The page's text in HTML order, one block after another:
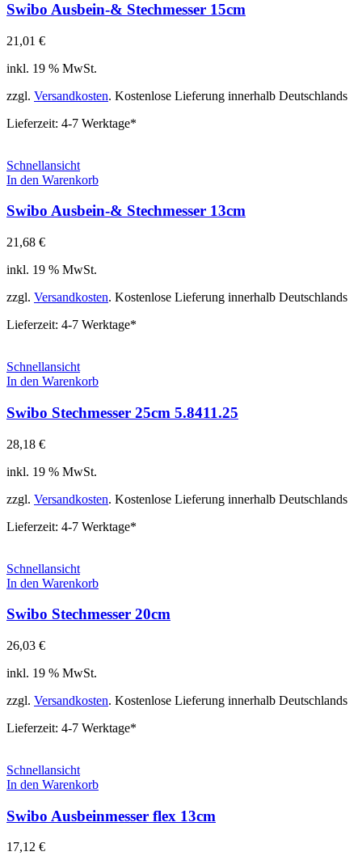
Swibo Ausbein-& Stechmesser 15cm
21,01 €
inkl. 19 % MwSt.
zzgl. Versandkosten. Kostenlose Lieferung innerhalb Deutschlands
Lieferzeit: 4-7 Werktage*
Schnellansicht
In den Warenkorb
Swibo Ausbein-& Stechmesser 13cm
21,68 €
inkl. 19 % MwSt.
zzgl. Versandkosten. Kostenlose Lieferung innerhalb Deutschlands
Lieferzeit: 4-7 Werktage*
Schnellansicht
In den Warenkorb
Swibo Stechmesser 25cm 5.8411.25
28,18 €
inkl. 19 % MwSt.
zzgl. Versandkosten. Kostenlose Lieferung innerhalb Deutschlands
Lieferzeit: 4-7 Werktage*
Schnellansicht
In den Warenkorb
Swibo Stechmesser 20cm
26,03 €
inkl. 19 % MwSt.
zzgl. Versandkosten. Kostenlose Lieferung innerhalb Deutschlands
Lieferzeit: 4-7 Werktage*
Schnellansicht
In den Warenkorb
Swibo Ausbeinmesser flex 13cm
17,12 €